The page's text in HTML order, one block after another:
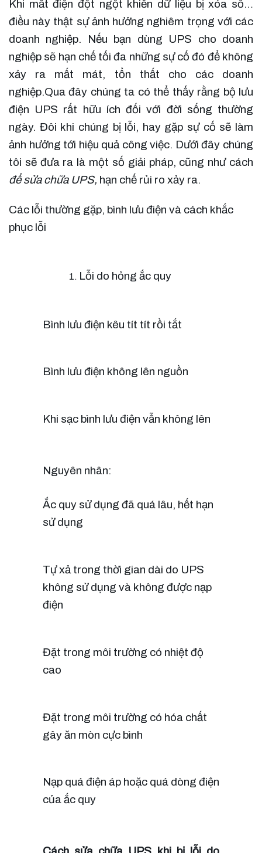
Khi mất điện đột ngột khiến dữ liệu bị xóa sổ…
điều này thật sự ảnh hưởng nghiêm trọng với các
doanh nghiệp. Nếu bạn dùng UPS cho doanh
nghiệp sẽ hạn chế tối đa những sự cố đó để không
xảy ra mất mát, tổn thất cho các doanh
nghiệp.Qua đây chúng ta có thể thấy rằng bộ lưu
điện UPS rất hữu ích đối với đời sống thường
ngày. Đôi khi chúng bị lỗi, hay gặp sự cố sẽ làm
ảnh hưởng tới hiệu quả công việc. Dưới đây chúng
tôi sẽ đưa ra là một số giải pháp, cũng như cách
để sửa chữa UPS, hạn chế rủi ro xảy ra.
Các lỗi thường gặp, bình lưu điện và cách khắc
phục lỗi
Lỗi do hỏng ắc quy
Bình lưu điện kêu tít tít rồi tắt
Bình lưu điện không lên nguồn
Khi sạc bình lưu điện vẫn không lên
Nguyên nhân:
Ắc quy sử dụng đã quá lâu, hết hạn
sử dụng
Tự xả trong thời gian dài do UPS
không sử dụng và không được nạp
điện
Đặt trong môi trường có nhiệt độ
cao
Đặt trong môi trường có hóa chất
gây ăn mòn cực bình
Nạp quá điện áp hoặc quá dòng điện
của ắc quy